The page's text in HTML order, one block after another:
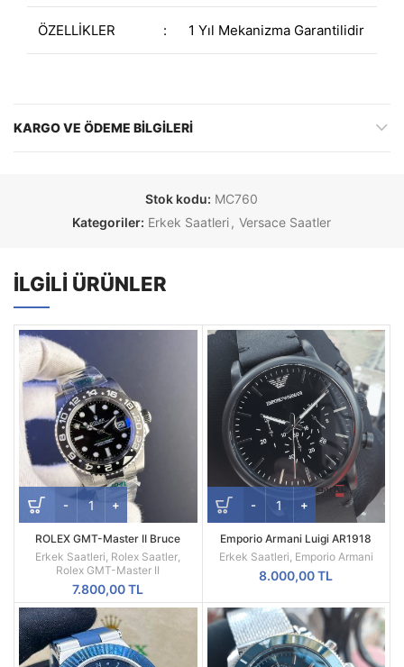
ÖZELLİKLER : 1 Yıl Mekanizma Garantilidir
KARGO VE ÖDEME BILGILERI
Stok kodu: MC760
Kategoriler: Erkek Saatleri, Versace Saatler
İLGILI ÜRÜNLER
ROLEX GMT-Master II Bruce
Wayne Oyster Kordon Gri Bezel
126710GRNR
Erkek Saatleri, Rolex Saatler,
Rolex GMT-Master II
7.800,00TL
Emporio Armani Luigi AR1918
Replika Erkek Kol Saati
Erkek Saatleri, Emporio Armani
8.000,00TL